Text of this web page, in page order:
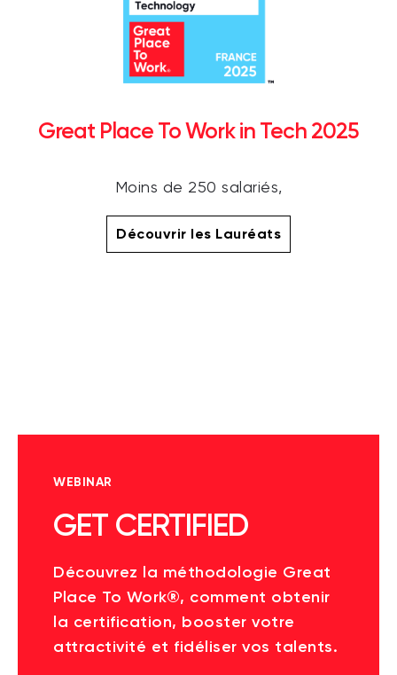
Great Place To Work in Tech 2025
Moins de 250 salariés,
Découvrir les Lauréats
WEBINAR
GET CERTIFIED
Découvrez la méthodologie Great
Place To Work®, comment obtenir
la certification, booster votre
attractivité et fidéliser vos talents.